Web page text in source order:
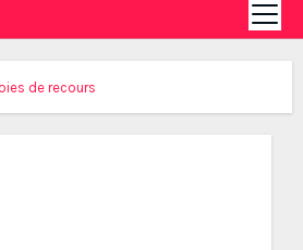
de recours